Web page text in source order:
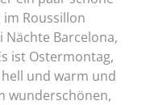
Roussillon
Barcelona,
ist Ostermontag,
und warm und
wunderschönen,